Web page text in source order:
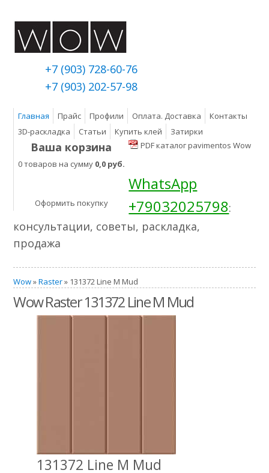
+7 (903) 728-60-76
+7 (903) 202-57-98
Главная Прайс Профили Оплата. Доставка
Контакты
3D-раскладка
Статьи Купить клей Затирки
Ваша корзина
0 товаров на сумму 0,0 руб.
Оформить покупку
PDF каталог pavimentos Wow
WhatsApp
+79032025798:
консультации, советы, раскладка,
продажа
Wow»Raster» 131372 Line M Mud
Wow Raster 131372 Line M Mud
131372 Line M Mud